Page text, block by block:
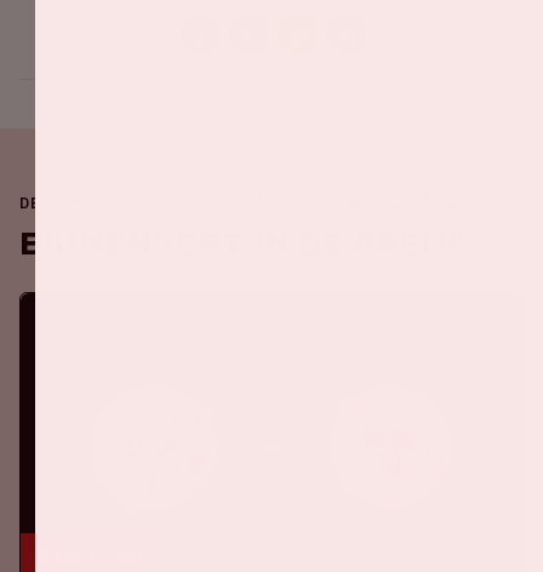
DE JOHAN CRUIJFF ARENA IS ALTIJD IN BEWEGING
Binnenkort in de ArenA